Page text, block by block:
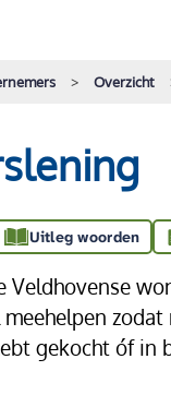
Overzicht
Uitleg woorden
Veldhovense
gekocht óf in